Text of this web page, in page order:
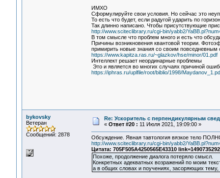
ИМХО
Сформулируйте свои условия. Но сейчас это
То есть что будет, если радугой ударить по
Так длинно написано. Чтобы присутствующие
http://www.sciteclibrary.ru/cgi-bin/yabb2/
В том смысле что проблем много и есть что
Причины возникновения квантовой теории.
примирить новые знания со своим
https://www.kapitza.ras.ru/~glazkov/hse/minor/01.pdf
Интеллект решает неординарные проблемы
Это и является во многих случаях причиной
https://iphras.ru/uplfile/root/biblio/1998/
bykovsky
Ветеран
Сообщений: 2878
Re: Ускоритель с перпендикулярным
« Ответ #20 : 11 Июля 2021, 19:09:00 »
Обсуждение. Явная тавтология вязкое тело
http://www.sciteclibrary.ru/cgi-bin/yabb2/
Цитата: 705F505A4250565E43310
Похоже, продолжение диалога потеряло смысл.
Конкретных адекватных возражений по моим
а в общих словах и поучениях, засоряющих